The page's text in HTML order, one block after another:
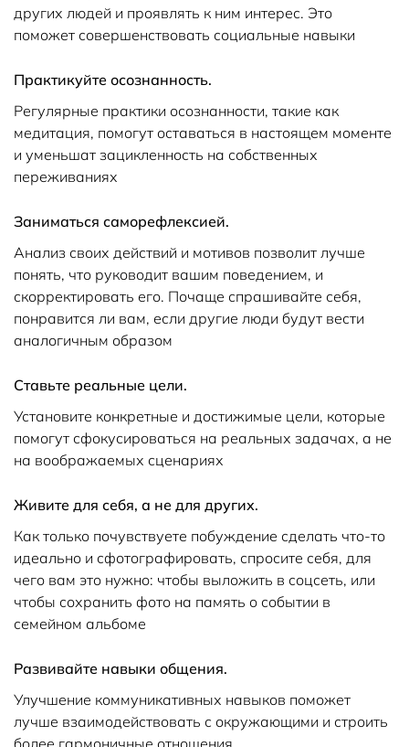
других людей и проявлять к ним интерес. Это
поможет совершенствовать социальные навыки
Практикуйте осознанность.
Регулярные практики осознанности, такие как
медитация, помогут оставаться в настоящем моменте
и уменьшат зацикленность на собственных
переживаниях
Заниматься саморефлексией.
Анализ своих действий и мотивов позволит лучше
понять, что руководит вашим поведением, и
скорректировать его. Почаще спрашивайте себя,
понравится ли вам, если другие люди будут вести
аналогичным образом
Ставьте реальные цели.
Установите конкретные и достижимые цели, которые
помогут сфокусироваться на реальных задачах, а не
на воображаемых сценариях
Живите для себя, а не для других.
Как только почувствуете побуждение сделать что-то
идеально и сфотографировать, спросите себя, для
чего вам это нужно: чтобы выложить в соцсеть, или
чтобы сохранить фото на память о событии в
семейном альбоме
Развивайте навыки общения.
Улучшение коммуникативных навыков поможет
лучше взаимодействовать с окружающими и строить
более гармоничные отношения